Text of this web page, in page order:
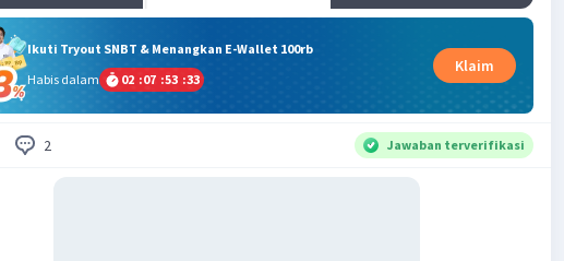
Ikuti Tryout SNBT & Menangkan E-Wallet 100rb
Habis dalam
02 :07 :53 :32
Klaim
2 Jawaban terverifikasi